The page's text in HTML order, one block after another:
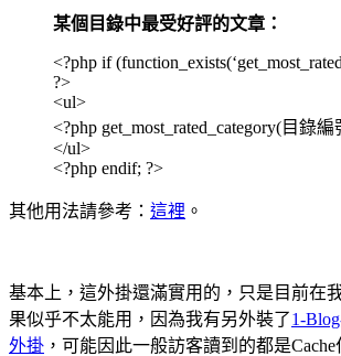
某個目錄中最受好評的文章：
<?php if
?>
<ul>
<?php get_most_rated_category(目錄編
</ul>
<?php endif; ?>
其他用法請參考： 這裡 。
基本上，這外掛還滿實用的，只是目前在
果似乎不太能用，因為我有另外裝了1-
外掛 ，可能因此一般訪客讀到的都是